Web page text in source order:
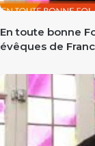
En toute bonne
évêques de